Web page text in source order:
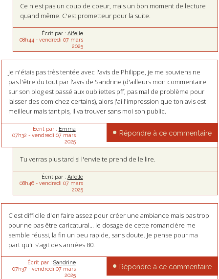
Ce n'est pas un coup de coeur, mais un bon moment de lecture
quand même. C'est prometteur pour la suite.
Écrit par : Aifelle
08h44 - vendredi 07 mars
2025
Je n'étais pas très tentée avec l'avis de Philippe, je me souviens ne
pas l'être du tout par l'avis de Sandrine (d'ailleurs mon commentaire
sur son blog est passé aux oubliettes pff, pas mal de problème pour
laisser des com chez certains), alors j'ai l'impression que ton avis est
meilleur mais tant pis, il va trouver sans moi son public.
Écrit par : Emma
07h32 - vendredi 07 mars
2025
Répondre à ce commentaire
Tu verras plus tard si l'envie te prend de le lire.
Écrit par : Aifelle
08h46- vendredi 07 mars
2025
C'est difficile d'en faire assez pour créer une ambiance mais pas trop
pour ne pas être caricatural... le dosage de cette romancière me
semble réussi, la fin un peu rapide, sans doute. Je pense pour ma
part qu'il s'agit des années 80.
Écrit par : Sandrine
07h37- vendredi 07 mars
2025
Répondre à ce commentaire